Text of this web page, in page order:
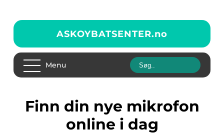
ASKOYBATSENTER.no
Menu
Finn din nye mikrofon
online i dag